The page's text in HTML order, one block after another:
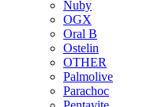
Nuby
OGX
Oral B
Ostelin
OTHER
Palmolive
Parachoc